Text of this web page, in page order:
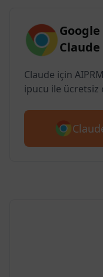
Claude
Claude için
ipucu ile ücretsiz